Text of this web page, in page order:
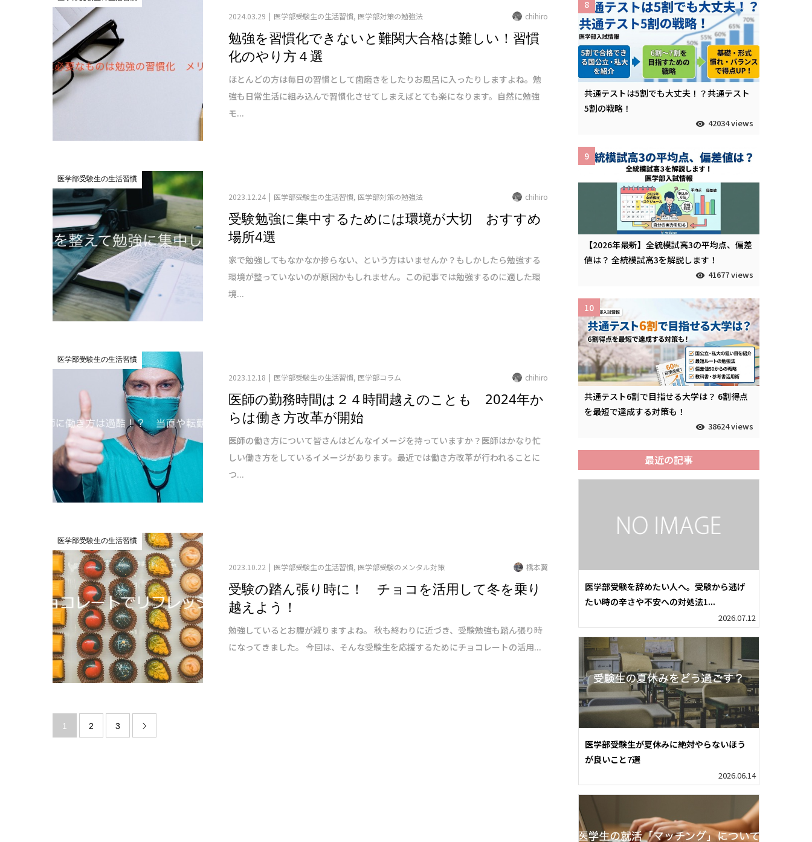
2024.03.29 医学部受験生の生活習慣, 医学部対策の勉強法 chihiro
勉強を習慣化できないと難関大合格は難しい！習慣
化のやり方４選
ほとんどの方は毎日の習慣として歯磨きをしたりお風呂に入ったりしますよね。勉
強も日常生活に組み込んで習慣化させてしまえばとても楽になります。自然に勉強
モ...
医学部受験生の生活習慣
2023.12.24 医学部受験生の生活習慣, 医学部対策の勉強法 chihiro
受験勉強に集中するためには環境が大切 おすすめ
場所4選
家で勉強してもなかなか捗らない、という方はいませんか？もしかしたら勉強する
環境が整っていないのが原因かもしれません。この記事では勉強するのに適した環
境...
医学部受験生の生活習慣
2023.12.18 医学部受験生の生活習慣, 医学部コラム chihiro
医師の勤務時間は２４時間越えのことも 2024年か
らは働き方改革が開始
医師の働き方について皆さんはどんなイメージを持っていますか？医師はかなり忙
しい働き方をしているイメージがあります。最近では働き方改革が行われることに
つ...
医学部受験生の生活習慣
2023.10.22 医学部受験生の生活習慣, 医学部受験のメンタル対策 橋本翼
受験の踏ん張り時に！ チョコを活用して冬を乗り
越えよう！
勉強しているとお腹が減りますよね。 秋も終わりに近づき、受験勉強も踏ん張り時
になってきました。 今回は、そんな受験生を応援するためにチョコレートの活用...
1 2 3 
共通テストは5割でも大丈夫！？共通テスト
5割の戦略！
42034 views
8
【2026年最新】全統模試高3の平均点、偏差
値は？ 全統模試高3を解説します！
41677 views
9
共通テスト6割で目指せる大学は？ 6割得点
を最短で達成する対策も！
38624 views
10
最近の記事
医学部受験を辞めたい人へ。受験から逃げ
たい時の辛さや不安への対処法1...
2026.07.12
医学部受験生が夏休みに絶対やらないほう
が良いこと7選
2026.06.14